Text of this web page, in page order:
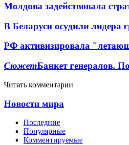
Молдова задействовала
В Беларуси осудили
РФ активизировала
СюжетБанкет генералов.
Читать комментарии
Новости мира
Последние
Популярные
Комментируемые